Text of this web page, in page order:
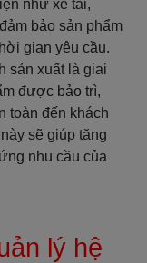
như xe tải,
bảo sản phẩm
gian yêu cầu.
sản xuất là giai
được bảo trì,
toàn đến khách
sẽ giúp tăng
nhu cầu của
lý hệ